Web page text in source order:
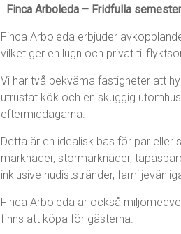
Finca Arboleda – Fridfulla
Finca Arboleda erbjuder
vilket ger en lugn och privat
Vi har två bekväma fastigheter att
utrustat kök och en skuggig
eftermiddagarna.
Detta är en idealisk bas för par eller
marknader, stormarknader,
inklusive nudiststränder,
Finca Arboleda är också
finns att köpa för gästerna.